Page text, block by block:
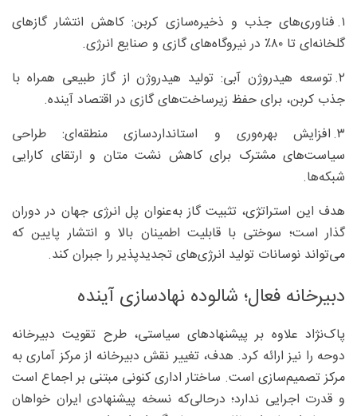
۱. فناوری‌های جذب و ذخیره‌سازی کربن: کاهش انتشار گازهای
گلخانه‌ای تا ۸۰٪ در نیروگاه‌های گازی و صنایع انرژی.
۲. توسعه هیدروژن آبی: تولید هیدروژن از گاز طبیعی همراه با
جذب کربن، برای حفظ زیرساخت‌های گازی در اقتصاد آینده.
۳. افزایش بهره‌وری و استانداردسازی منطقه‌ای: طراحی
سیاست‌های مشترک برای کاهش نشت متان و ارتقای کارایی
شبکه‌ها.
هدف این استراتژی، تثبیت گاز به‌عنوان پل انرژی جهان در دوران
گذار است؛ سوختی با قابلیت اطمینان بالا و انتشار پایین که
می‌تواند نوسانات تولید انرژی‌های تجدیدپذیر را جبران کند.
دبیرخانه فعال؛ شالوده نهادسازی آینده
پاک‌نژاد علاوه بر پیشنهادهای سیاستی، طرح تقویت دبیرخانه
دوحه را نیز ارائه کرد. هدف، تغییر نقش دبیرخانه از مرکز آماری به
مرکز تصمیم‌سازی است. ساختار اداری کنونی مبتنی بر اجماع است
و قدرت اجرایی ندارد؛ درحالی‌که نسخه پیشنهادی ایران خواهان